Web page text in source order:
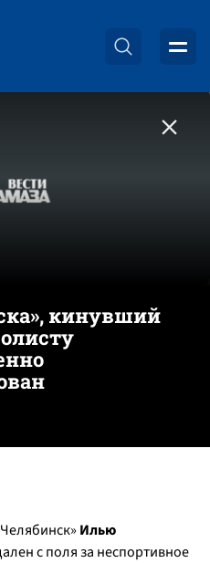
кинувший
Илью
с поля за неспортивное